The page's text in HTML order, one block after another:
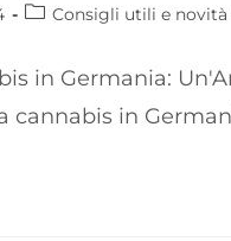
Categoria
Consigli utili e novità
in Germania:
cannabis in